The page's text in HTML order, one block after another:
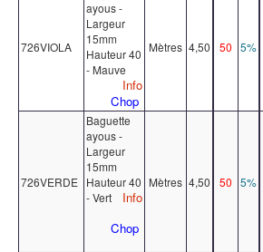
726VIOLA
ayous -
Largeur
15mm
Hauteur 40
- Mauve
Info
Chop
Mètres 4,50 50 5%
726VERDE
Baguette
ayous -
Largeur
15mm
Hauteur 40
- Vert
Info
Chop
Mètres 4,50 50 5%